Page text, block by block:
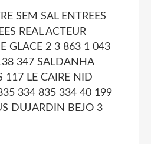
SEM SAL ENTREES
REAL ACTEUR
GLACE 2 3 863 1 043
347 SALDANHA
117 LE CAIRE NID
334 835 334 40 199
DUJARDIN BEJO 3